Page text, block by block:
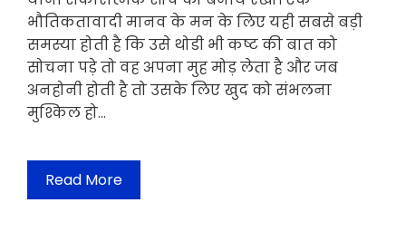
भौतिकतावादी मानव के मन के लिए यही सबसे बड़ी
समस्या होती है कि उसे थोडी भी कष्ट की बात को
सोचना पड़े तो वह अपना मुह मोड़ लेता है और जब
अनहोनी होती है तो उसके लिए खुद को संभलना
मुश्किल हो…
Read More